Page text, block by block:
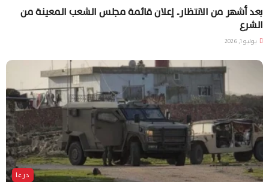
بعد أشهر من الانتظار.. إعلان قائمة مجلس الشعب المعينة من
الشرع
يوليو 1, 2026
درعا